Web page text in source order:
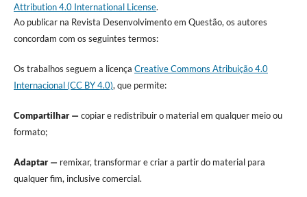
Attribution 4.0 International License.
Ao publicar na Revista Desenvolvimento em Questão, os autores
concordam com os seguintes termos:
Os trabalhos seguem a licença Creative Commons Atribuição 4.0
Internacional (CC BY 4.0), que permite:
Compartilhar — copiar e redistribuir o material em qualquer meio ou
formato;
Adaptar — remixar, transformar e criar a partir do material para
qualquer fim, inclusive comercial.